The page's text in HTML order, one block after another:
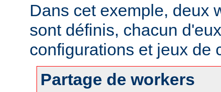
Dans cet exemple, deux
sont définis, chacun
configurations et jeux de
Partage de workers